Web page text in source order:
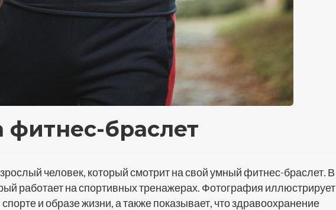
фитнес-браслет
человек, который смотрит на свой умный фитнес-браслет. В
работает на спортивных тренажерах. Фотография иллюстрирует
и образе жизни, а также показывает, что здравоохранение